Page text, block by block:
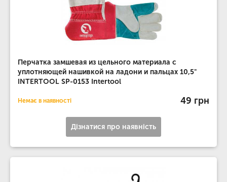
Перчатка замшевая из цельного материала c
уплотняющей нашивкой на ладони и пальцах 10,5"
INTERTOOL SP-0153 Intertool
Немає в наявності 49 грн
Дізнатися про наявність